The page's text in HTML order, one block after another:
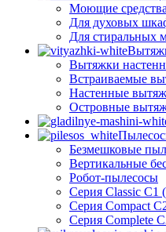
Моющие
Для духовых
Для стиральных
Вытяжки
Встраиваемые
Настенные
Островные
Безмешковые
Вертикальные
Робот-пылесосы
Серия Classic C1
Серия Compact
Серия Complete